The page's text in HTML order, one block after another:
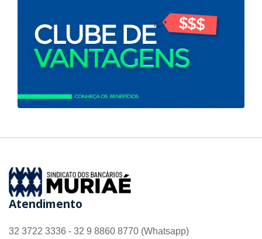
Atendimento
32 3722 3336 - 32 9 8860 8770 (Whatsapp)